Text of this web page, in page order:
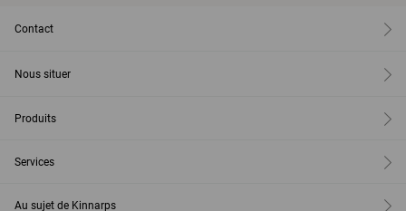
Contact
Nous situer
Produits
Services
Au sujet de Kinnarps